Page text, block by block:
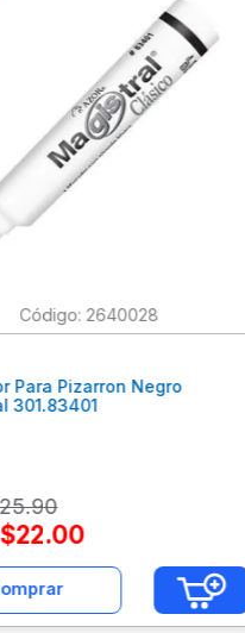
: 2640028
Para Pizarron Negro
301.83401
25.90
$22.00